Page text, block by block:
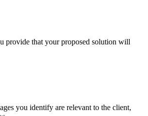
provide that your proposed solution will
you identify are relevant to the client,